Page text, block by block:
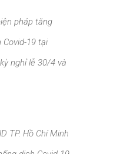
pháp tăng
19 tại
nghỉ lễ 30/4 và
TP. Hồ Chí Minh